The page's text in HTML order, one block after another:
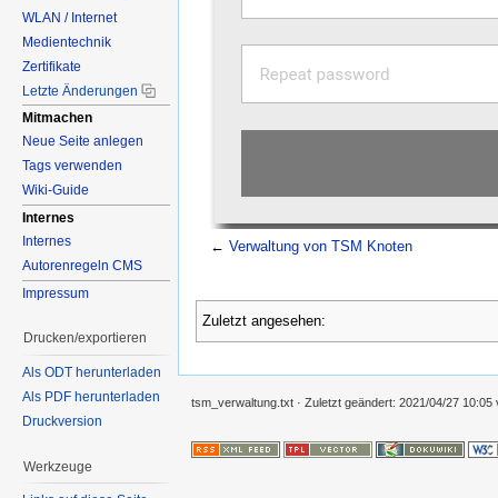
← Verwaltung von TSM Knoten
Zuletzt angesehen:
WLAN / Internet
Medientechnik
Zertifikate
Letzte Änderungen
Mitmachen
Neue Seite anlegen
Tags verwenden
Wiki-Guide
Internes
Internes
Autorenregeln CMS
Impressum
Drucken/exportieren
Als ODT herunterladen
Als PDF herunterladen
Druckversion
Werkzeuge
tsm_verwaltung.txt · Zuletzt geändert: 2021/04/27 10:05